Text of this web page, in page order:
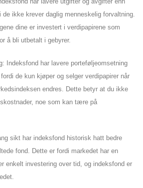
ikke krever daglig menneskelig forvaltning.
dine er investert i verdipapirene som
å bli utbetalt i gebyrer.
Indeksfond har lavere porteføljeomsetning
de kun kjøper og selger verdipapirer når
endres. Dette betyr at du ikke
noe som kan tære på
sikt har indeksfond historisk hatt bedre
fond. Dette er fordi markedet har en
enkelt investering over tid, og indeksfond er